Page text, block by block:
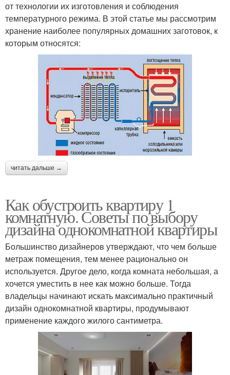
от технологии их изготовления и соблюдения
температурного режима. В этой статье мы рассмотрим
хранение наиболее популярных домашних заготовок, к
которым относятся:
читать дальше →
Как обустроить квартиру 1
комнатную. Советы по выбору
дизайна однокомнатной квартиры
Большинство дизайнеров утверждают, что чем больше
метраж помещения, тем менее рационально он
используется. Другое дело, когда комната небольшая, а
хочется уместить в нее как можно больше. Тогда
владельцы начинают искать максимально практичный
дизайн однокомнатной квартиры, продумывают
применение каждого жилого сантиметра.